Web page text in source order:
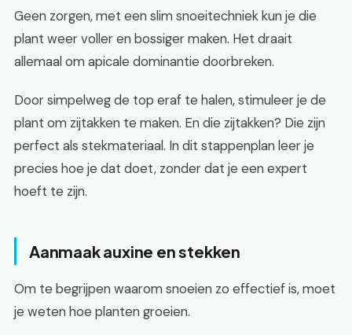
Geen zorgen, met een slim snoeitechniek kun je die
plant weer voller en bossiger maken. Het draait
allemaal om apicale dominantie doorbreken.
Door simpelweg de top eraf te halen, stimuleer je de
plant om zijtakken te maken. En die zijtakken? Die zijn
perfect als stekmateriaal. In dit stappenplan leer je
precies hoe je dat doet, zonder dat je een expert
hoeft te zijn.
Aanmaak auxine en stekken
Om te begrijpen waarom snoeien zo effectief is, moet
je weten hoe planten groeien.